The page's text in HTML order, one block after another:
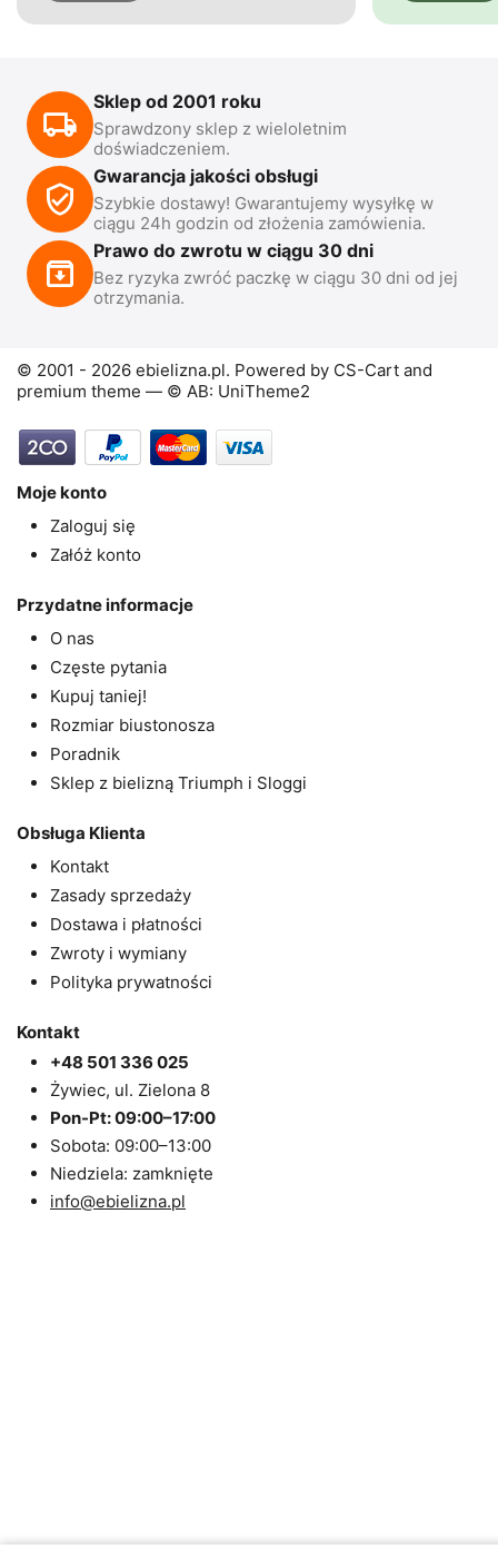
Sklep od 2001 roku
Sprawdzony sklep z wieloletnim
doświadczeniem.
Gwarancja jakości obsługi
Szybkie dostawy! Gwarantujemy wysyłkę w
ciągu 24h godzin od złożenia zamówienia.
Prawo do zwrotu w ciągu 30 dni
Bez ryzyka zwróć paczkę w ciągu 30 dni od jej
otrzymania.
© 2001 - 2026 ebielizna.pl. Powered by CS-Cart and
premium theme — © AB: UniTheme2
Moje konto
Zaloguj się
Załóż konto
Przydatne informacje
O nas
Częste pytania
Kupuj taniej!
Rozmiar biustonosza
Poradnik
Sklep z bielizną Triumph i Sloggi
Obsługa Klienta
Kontakt
Zasady sprzedaży
Dostawa i płatności
Zwroty i wymiany
Polityka prywatności
Kontakt
+48 501 336 025
Żywiec, ul. Zielona 8
Pon-Pt: 09:00–17:00
Sobota: 09:00–13:00
Niedziela: zamknięte
info@ebielizna.pl